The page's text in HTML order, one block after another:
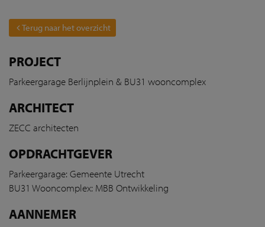
Terug naar het overzicht
PROJECT
Parkeergarage Berlijnplein & BU31 wooncomplex
ARCHITECT
ZECC architecten
OPDRACHTGEVER
Parkeergarage: Gemeente Utrecht
BU31 Wooncomplex: MBB Ontwikkeling
AANNEMER